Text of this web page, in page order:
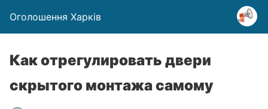
Оголошення Харків
Как отрегулировать двери
скрытого монтажа самому